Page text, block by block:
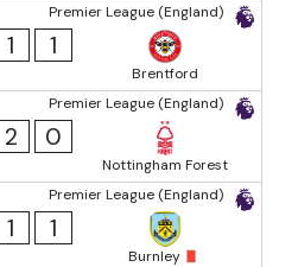
Premier League (England)
1 1
Brentford
Premier League (England)
2 0
Nottingham Forest
Premier League (England)
1 1
Burnley